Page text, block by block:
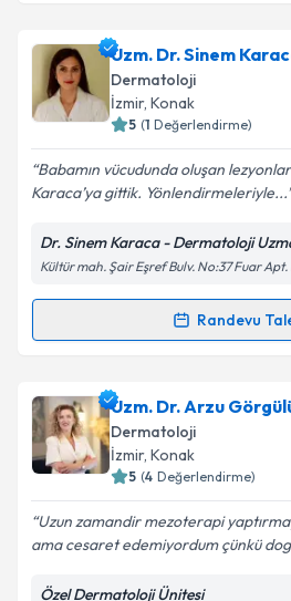
Uzm. Dr. Orhan Demirer
oluşturun. Size bu uzmandan
takvim hazırlandığında e-
Kişisel verilerimin
Metni'ni okudum ve kişisel
kapsamda işlenmesini
Uzm. Dr. Sinem
Dermatoloji
İzmir, Konak
5 (1 Değerlendirme)
Babamın vücudunda oluşan
Karaca’ya gittik. Yönlendirmeleriyle...
Dr. Sinem Karaca - Dermatoloji
Kültür mah. Şair Eşref Bulv. No:37 Fuar
Randevu
Randevu Takvimi Talebi
Uzm. Dr. Sinem Karacaiçin
oluşturun. Size bu uzmandan
takvim hazırlandığında e-
Uzm. Dr. Arzu
Dermatoloji
İzmir, Konak
5 (4 Değerlendirme)
Uzun zamandir mezoterapi
ama cesaret edemiyordum çünkü
Özel Dermatoloji Ünitesi